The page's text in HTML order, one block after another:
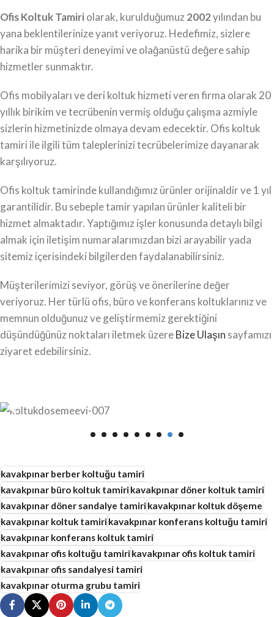
Ofis Koltuk Tamiriolarak, kurulduğumuz 2002yılından bu
yana beklentilerinize yanıt veriyoruz. Hedefimiz, sizlere
harika bir müşteri deneyimi ve olağanüstü değere sahip
hizmetler sunmaktır.
Ofis mobilyaları ve deri koltuk hizmeti veren firma olarak 20
yıllık birikim ve tecrübenin vermiş olduğu çalışma azmiyle
sizlerin hizmetinizde olmaya devam edecektir. Ofis koltuk
tamiri ile ilgili tüm taleplerinizi tecrübelerimize dayanarak
karşılıyoruz.
Ofis koltuk tamirinde kullandığımız ürünler orijinaldir ve 1 yıl
garantilidir. Bu sebeple tamir yapılan ürünler kaliteli bir
hizmet almaktadır. Yaptığımız işler konusunda detaylı bilgi
almak için iletişim numaralarımızdan bizi arayabilir yada
sitemiz içerisindeki bilgilerden faydalanabilirsiniz.
Müşterilerimizi seviyor, görüş ve önerilerine değer
veriyoruz. Her türlü ofis, büro ve konferans koltuklarınız ve
memnun olduğunuz ve geliştirmemiz gerektiğini
düşündüğünüz noktaları iletmek üzereBize Ulaşın sayfamızı
ziyaret edebilirsiniz.
kavakpınar berber koltuğu tamiri
kavakpınar büro koltuk tamirikavakpınar döner koltuk tamiri
kavakpınar döner sandalye tamirikavakpınar koltuk döşeme
kavakpınar koltuk tamirikavakpınar konferans koltuğu tamiri
kavakpınar konferans koltuk tamiri
kavakpınar ofis koltuğu tamirikavakpınar ofis koltuk tamiri
kavakpınar ofis sandalyesi tamiri
kavakpınar oturma grubu tamiri